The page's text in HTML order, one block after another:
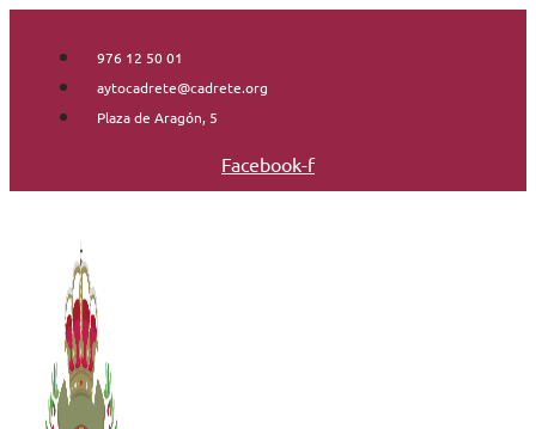
contenido
976 12 50 01
aytocadrete@cadrete.org
Plaza de Aragón, 5
Facebook-f